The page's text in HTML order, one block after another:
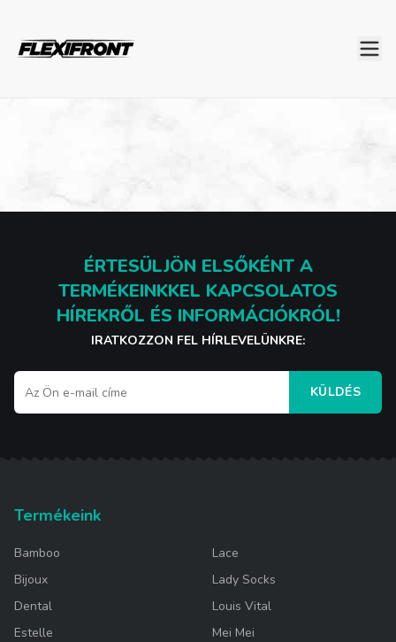
ÉRTESÜLJÖN ELSŐKÉNT A
TERMÉKEINKKEL KAPCSOLATOS
HÍREKRŐL ÉS INFORMÁCIÓKRÓL!
IRATKOZZON FEL HÍRLEVELÜNKRE:
KÜLDÉS
Termékeink
Bamboo
Bijoux
Dental
Estelle
Lace
Lady Socks
Louis Vital
Mei Mei